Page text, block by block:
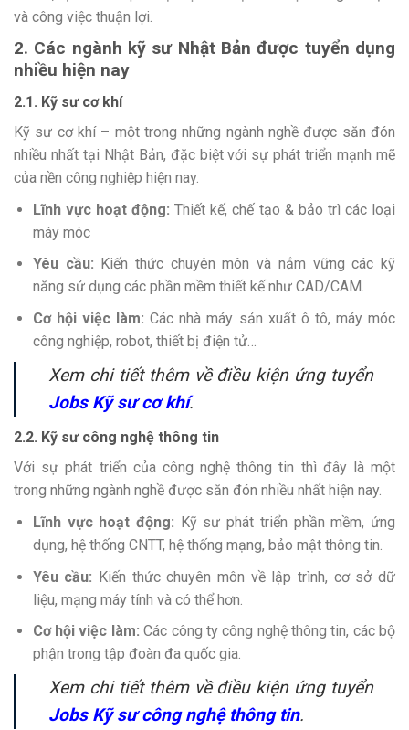
và công việc thuận lợi.
2. Các ngành kỹ sư Nhật Bản được tuyển dụng
nhiều hiện nay
2.1. Kỹ sư cơ khí
Kỹ sư cơ khí – một trong những ngành nghề được săn đón
nhiều nhất tại Nhật Bản, đặc biệt với sự phát triển mạnh mẽ
của nền công nghiệp hiện nay.
Lĩnh vực hoạt động: Thiết kế, chế tạo & bảo trì các loại
máy móc
Yêu cầu: Kiến thức chuyên môn và nắm vững các kỹ
năng sử dụng các phần mềm thiết kế như CAD/CAM.
Cơ hội việc làm: Các nhà máy sản xuất ô tô, máy móc
công nghiệp, robot, thiết bị điện tử…
Xem chi tiết thêm về điều kiện ứng tuyển
Jobs Kỹ sư cơ khí.
2.2. Kỹ sư công nghệ thông tin
Với sự phát triển của công nghệ thông tin thì đây là một
trong những ngành nghề được săn đón nhiều nhất hiện nay.
Lĩnh vực hoạt động: Kỹ sư phát triển phần mềm, ứng
dụng, hệ thống CNTT, hệ thống mạng, bảo mật thông tin.
Yêu cầu: Kiến thức chuyên môn về lập trình, cơ sở dữ
liệu, mạng máy tính và có thể hơn.
Cơ hội việc làm: Các công ty công nghệ thông tin, các bộ
phận trong tập đoàn đa quốc gia.
Xem chi tiết thêm về điều kiện ứng tuyển
Jobs Kỹ sư công nghệ thông tin.